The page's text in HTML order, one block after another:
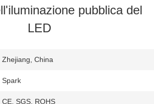
pubblica del
LED
Zhejiang, China
Spark
CE, SGS, ROHS